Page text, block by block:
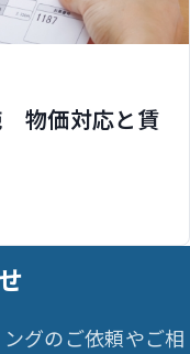
物価対応と賃
グのご依頼やご相